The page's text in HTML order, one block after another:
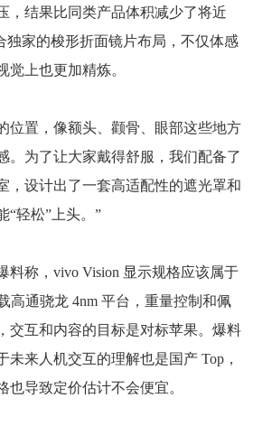
，结果比同类产品体积减少了将近
独家的梭形折面镜片布局，不仅体感
觉上也更加精炼。
位置，像额头、颧骨、眼部这些地方
。为了让大家戴得舒服，我们配备了
，设计出了一套高适配性的遮光罩和
“轻松”上头。”
料称，vivo Vision 显示规格应该属于
高通骁龙 4nm 平台，重量控制和佩
交互和内容的目标是对标苹果。爆料
未来人机交互的理解也是国产 Top，
也导致定价估计不会便宜。